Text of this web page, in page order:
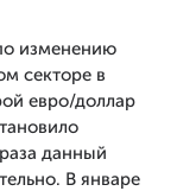
изменению
секторе в
евро/доллар
данный
В январе